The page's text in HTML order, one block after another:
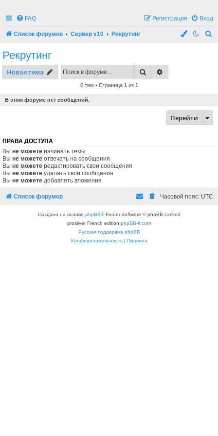
FAQ Вход
Регистрация
Список форумов Сервер x10 Рекрутинг
Рекрутинг
Новая тема Поиск
0 тем • Страница 1 из 1
В этом форуме нет сообщений.
Перейти
ПРАВА ДОСТУПА
Вы не можете начинать темы
Вы не можете отвечать на сообщения
Вы не можете редактировать свои сообщения
Вы не можете удалять свои сообщения
Вы не можете добавлять вложения
Список форумов Часовой пояс: UTC
Создано на основе phpBB® Forum Software © phpBB Limited
prosilver French edition phpBB-fr.com
Русская поддержка phpBB
Конфиденциальность| Правила